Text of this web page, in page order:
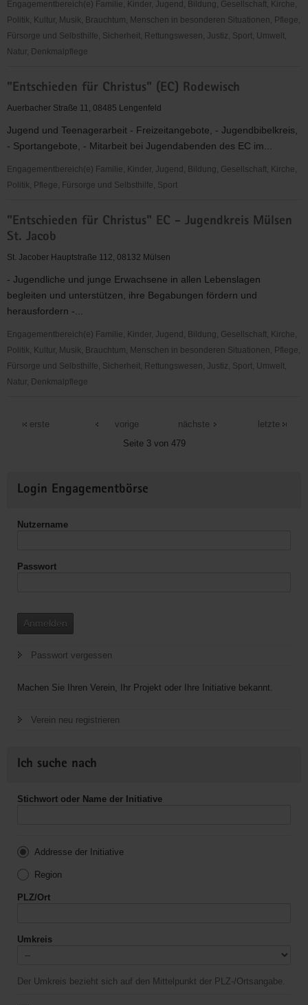
Engagementbereich(e) Familie, Kinder, Jugend, Bildung, Gesellschaft, Kirche,
Politik, Kultur, Musik, Brauchtum, Menschen in besonderen Situationen, Pflege,
Fürsorge und Selbsthilfe, Sicherheit, Rettungswesen, Justiz, Sport, Umwelt,
Natur, Denkmalpflege
für
Christus"
Neuensalz
"Entschieden für Christus" (EC) Rodewisch
Auerbacher Straße 11, 08485 Lengenfeld
Jugend und Teenagerarbeit - Freizeitangebote, - Jugendbibelkreis,
- Sportangebote, - Mitarbeit bei Jugendabenden des EC im...
Engagementbereich(e) Familie, Kinder, Jugend, Bildung, Gesellschaft, Kirche,
Politik, Pflege, Fürsorge und Selbsthilfe, Sport
für
Christus"
(EC)
"Entschieden für Christus" EC - Jugendkreis Mülsen
St. Jacob
St. Jacober Hauptstraße 112, 08132 Mülsen
- Jugendliche und junge Erwachsene in allen Lebenslagen
begleiten und unterstützen, ihre Begabungen fördern und
herausfordern -...
Engagementbereich(e) Familie, Kinder, Jugend, Bildung, Gesellschaft, Kirche,
Politik, Kultur, Musik, Brauchtum, Menschen in besonderen Situationen, Pflege,
Fürsorge und Selbsthilfe, Sicherheit, Rettungswesen, Justiz, Sport, Umwelt,
Natur, Denkmalpflege
Jugendkreis
Mülsen
Jacob
erste
vorige
Seite 3 von 479
nächste letzte
Informationen
Login Engagementbörse
Nutzername
Passwort
Anmelden
Passwort vergessen
Machen Sie Ihren Verein, Ihr Projekt oder Ihre Initiative bekannt.
Verein neu registrieren
Ich suche nach
Stichwort oder Name der Initiative
Addresse der Initiative
Region
PLZ/Ort
Umkreis
Der Umkreis bezieht sich auf den Mittelpunkt der PLZ-/Ortsangabe.